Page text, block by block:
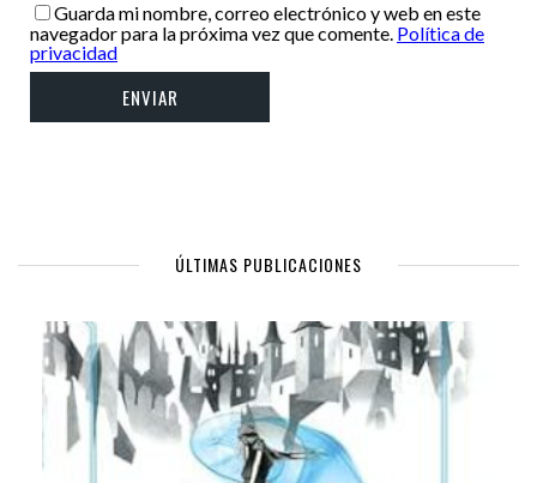
Guarda mi nombre, correo electrónico y web en este
navegador para la próxima vez que comente. Política de
privacidad
ÚLTIMAS PUBLICACIONES